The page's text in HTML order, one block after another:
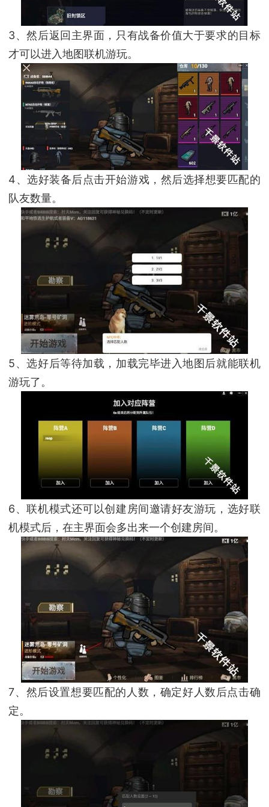
3、然后返回主界面，只有战备价值大于要求的目标
才可以进入地图联机游玩。
4、选好装备后点击开始游戏，然后选择想要匹配的
队友数量。
5、选好后等待加载，加载完毕进入地图后就能联机
游玩了。
6、联机模式还可以创建房间邀请好友游玩，选好联
机模式后，在主界面会多出来一个创建房间。
7、然后设置想要匹配的人数，确定好人数后点击确
定。